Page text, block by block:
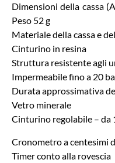
Dimensioni della cassa
Peso 52 g
Materiale della cassa e
Cinturino in resina
Struttura resistente agli
Impermeabile fino a 20
Durata approssimativa
Vetro minerale
Cinturino regolabile – da
Cronometro a centesimi
Timer conto alla rovescia